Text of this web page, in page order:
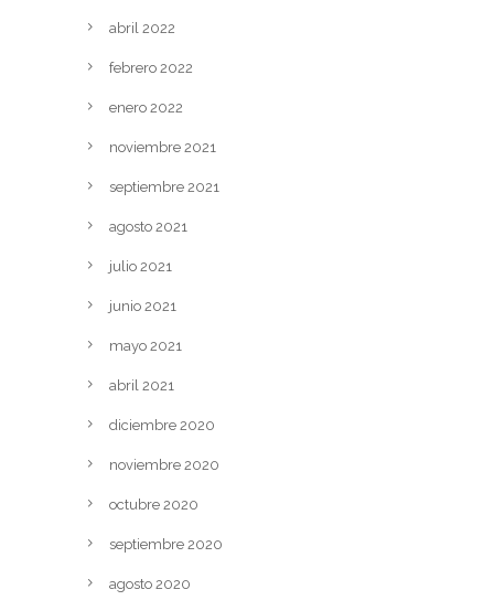
abril 2022
febrero 2022
enero 2022
noviembre 2021
septiembre 2021
agosto 2021
julio 2021
junio 2021
mayo 2021
abril 2021
diciembre 2020
noviembre 2020
octubre 2020
septiembre 2020
agosto 2020